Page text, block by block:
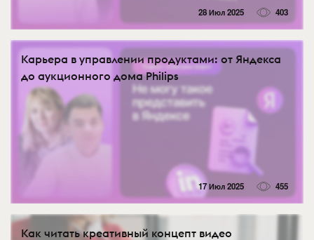
28 Июл 2025 403
Карьера в управлении продуктами: от Яндекса
до аукционного дома Philips
17 Июл 2025 455
Как читать креативный концепт видео